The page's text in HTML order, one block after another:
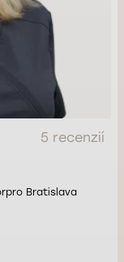
5 recenzií
Bratislava